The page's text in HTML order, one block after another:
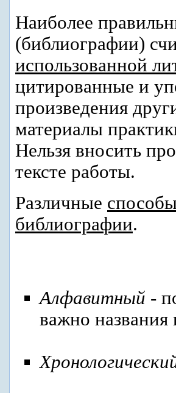
Наиболее
(библиографии)
использованной
цитированные и
произведения
материалы
Нельзя вносить
тексте работы.
Различные
библиографии.
Алфавитный -
важно названия